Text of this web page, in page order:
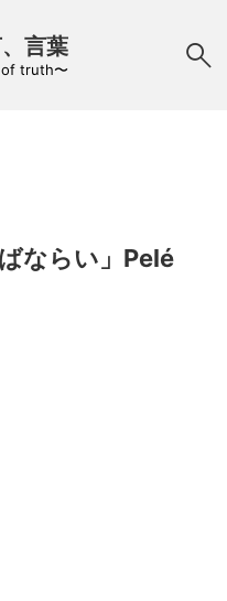
言葉
truth〜
ならい」Pelé